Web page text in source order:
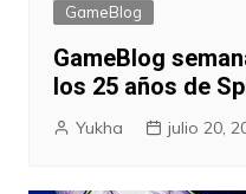
GameBlog
GameBlog
los 25 años de
Yukha julio 20,